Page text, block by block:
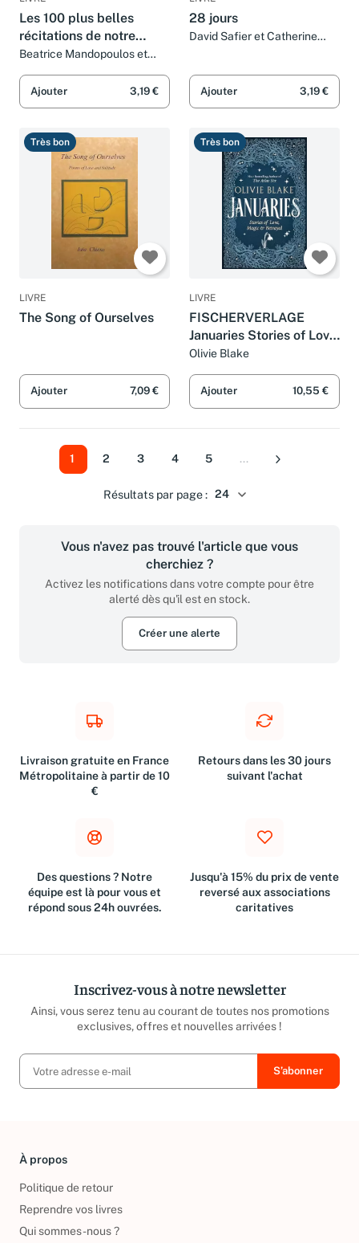
Les 100 plus belles
récitations de notre
enfance
Beatrice Mandopoulos et
Ajouter 3,19 €
28 jours
David Safier et Catherine
Ajouter 3,19 €
Très bon
LIVRE
The Song of Ourselves
Ajouter 7,09 €
Très bon
LIVRE
FISCHERVERLAGE
Januaries Stories of Love,
Magic Betrayal.
Olivie Blake
Ajouter 10,55 €
Résultats par page :
1 2 3 4 5 ... Suivant
Vous n'avez pas trouvé l'article que vous
cherchiez ?
Activez les notifications dans votre compte pour être
alerté dès qu'il est en stock.
Créer une alerte
Livraison gratuite en France
Métropolitaine à partir de 10
€
Retours dans les 30 jours
suivant l'achat
Des questions ? Notre
équipe est là pour vous et
répond sous 24h ouvrées.
Jusqu'à 15% du prix de vente
reversé aux associations
caritatives
Inscrivez-vous à notre newsletter
Ainsi, vous serez tenu au courant de toutes nos promotions
exclusives, offres et nouvelles arrivées !
À propos
Politique de retour
Reprendre vos livres
Qui sommes-nous ?